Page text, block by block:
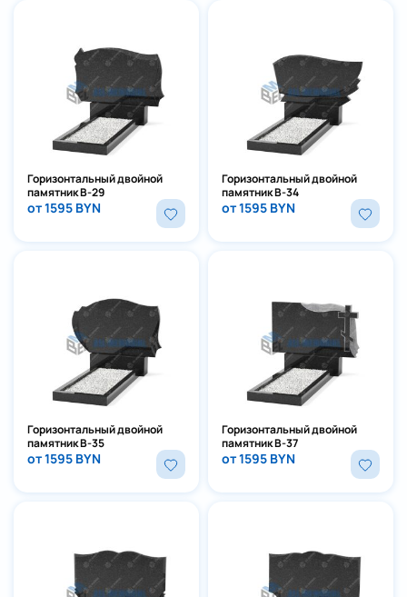
Горизонтальный двойной
памятник В-29
от 1595 BYN
Горизонтальный двойной
памятник В-34
от 1595 BYN
Горизонтальный двойной
памятник В-35
от 1595 BYN
Горизонтальный двойной
памятник В-37
от 1595 BYN